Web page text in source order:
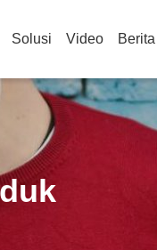
Solusi Video Berita